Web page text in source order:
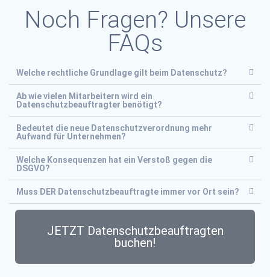
Noch Fragen? Unsere
FAQs
Welche rechtliche Grundlage gilt beim Datenschutz?
Ab wie vielen Mitarbeitern wird ein
Datenschutzbeauftragter benötigt?
Bedeutet die neue Datenschutzverordnung mehr
Aufwand für Unternehmen?
Welche Konsequenzen hat ein Verstoß gegen die
DSGVO?
Muss DER Datenschutzbeauftragte immer vor Ort sein?
JETZT Datenschutzbeauftragten
buchen!